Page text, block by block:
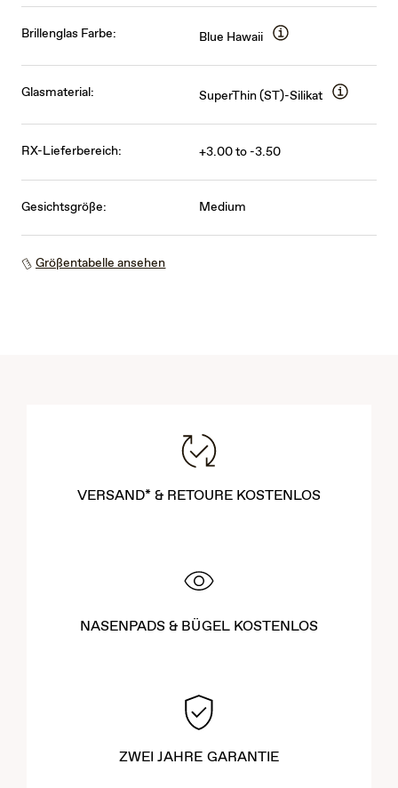
Brillenglas Farbe: Blue Hawaii
Glasmaterial: SuperThin (ST)-Silikat
RX-Lieferbereich: +3.00 to -3.50
Gesichtsgröße: Medium
Größentabelle ansehen
VERSAND* & RETOURE KOSTENLOS
NASENPADS & BÜGEL KOSTENLOS
ZWEI JAHRE GARANTIE